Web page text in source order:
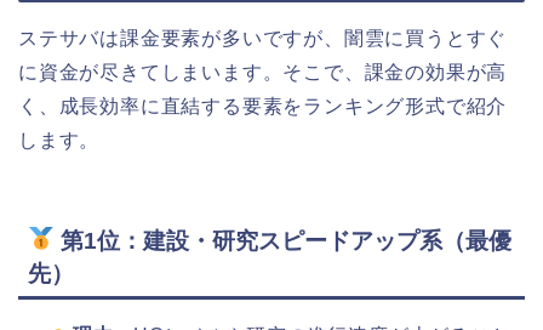
ステサバは課金要素が多いですが、闇雲に買うとすぐ
に資金が尽きてしまいます。そこで、課金の効果が高
く、成長効率に直結する要素をランキング形式で紹介
します。
第1位：建設・研究スピードアップ系（最優
先）